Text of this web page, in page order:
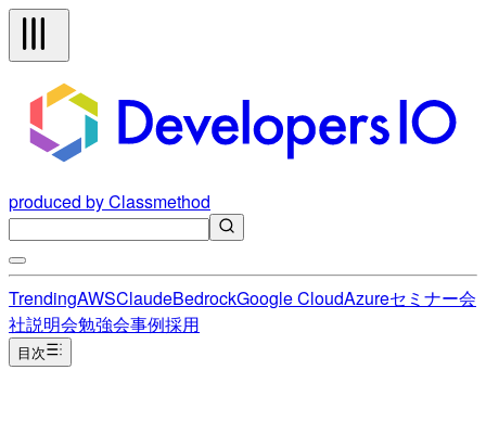
produced by Classmethod
TrendingAWSClaudeBedrockGoogle CloudAzureセミナー会
社説明会勉強会事例採用
目次